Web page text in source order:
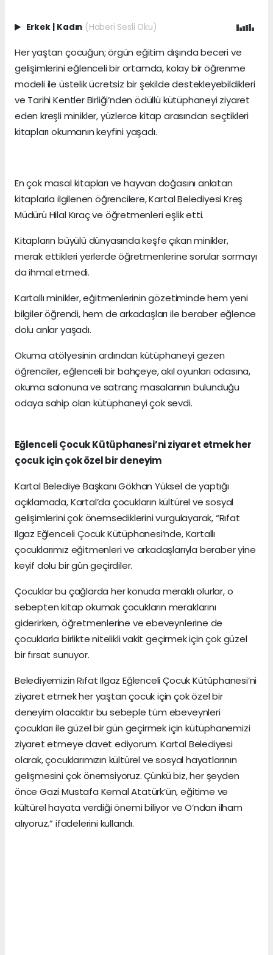
Erkek | Kadın (Haberi Sesli Oku)
Her yaştan çocuğun; örgün eğitim dışında beceri ve
gelişimlerini eğlenceli bir ortamda, kolay bir öğrenme
modeli ile üstelik ücretsiz bir şekilde destekleyebildikleri
ve Tarihi Kentler Birliği’nden ödüllü kütüphaneyi ziyaret
eden kreşli minikler, yüzlerce kitap arasından seçtikleri
kitapları okumanın keyfini yaşadı.
En çok masal kitapları ve hayvan doğasını anlatan
kitaplarla ilgilenen öğrencilere, Kartal Belediyesi Kreş
Müdürü Hilal Kıraç ve öğretmenleri eşlik etti.
Kitapların büyülü dünyasında keşfe çıkan minikler,
merak ettikleri yerlerde öğretmenlerine sorular sormayı
da ihmal etmedi.
Kartallı minikler, eğitmenlerinin gözetiminde hem yeni
bilgiler öğrendi, hem de arkadaşları ile beraber eğlence
dolu anlar yaşadı.
Okuma atölyesinin ardından kütüphaneyi gezen
öğrenciler, eğlenceli bir bahçeye, akıl oyunları odasına,
okuma salonuna ve satranç masalarının bulunduğu
odaya sahip olan kütüphaneyi çok sevdi.
Eğlenceli Çocuk Kütüphanesi’ni ziyaret etmek her
çocuk için çok özel bir deneyim
Kartal Belediye Başkanı Gökhan Yüksel de yaptığı
açıklamada, Kartal’da çocukların kültürel ve sosyal
gelişimlerini çok önemsediklerini vurgulayarak, “Rıfat
Ilgaz Eğlenceli Çocuk Kütüphanesi’nde, Kartallı
çocuklarımız eğitmenleri ve arkadaşlarıyla beraber yine
keyif dolu bir gün geçirdiler.
Çocuklar bu çağlarda her konuda meraklı olurlar, o
sebepten kitap okumak çocukların meraklarını
giderirken, öğretmenlerine ve ebeveynlerine de
çocuklarla birlikte nitelikli vakit geçirmek için çok güzel
bir fırsat sunuyor.
Belediyemizin Rıfat Ilgaz Eğlenceli Çocuk Kütüphanesi’ni
ziyaret etmek her yaştan çocuk için çok özel bir
deneyim olacaktır bu sebeple tüm ebeveynleri
çocukları ile güzel bir gün geçirmek için kütüphanemizi
ziyaret etmeye davet ediyorum. Kartal Belediyesi
olarak, çocuklarımızın kültürel ve sosyal hayatlarının
gelişmesini çok önemsiyoruz. Çünkü biz, her şeyden
önce Gazi Mustafa Kemal Atatürk’ün, eğitime ve
kültürel hayata verdiği önemi biliyor ve O’ndan ilham
alıyoruz.” ifadelerini kullandı.